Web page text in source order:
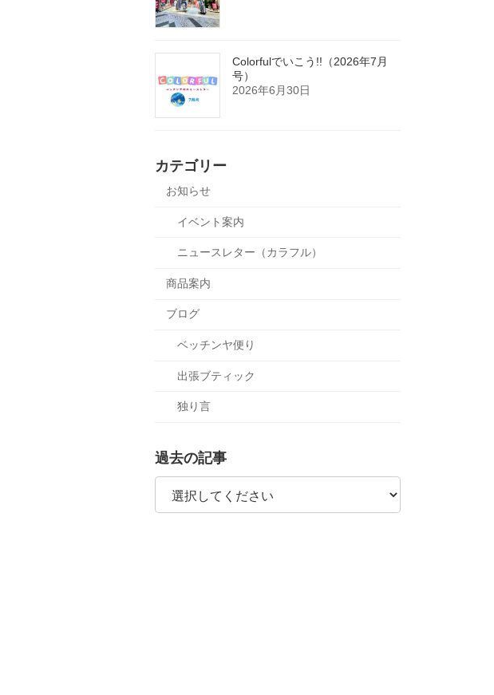
Colorfulでいこう!!（2026年7月
号）
2026年6月30日
カテゴリー
お知らせ
イベント案内
ニュースレター（カラフル）
商品案内
ブログ
ベッチンヤ便り
出張ブティック
独り言
過去の記事